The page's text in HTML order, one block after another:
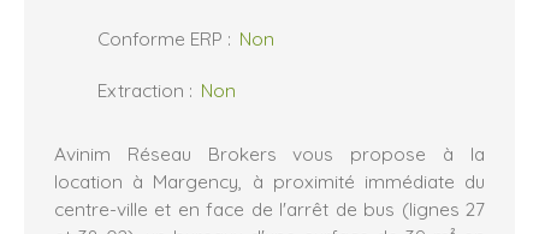
Conforme ERP : Non
Extraction : Non
Avinim Réseau Brokers vous propose à la
location à Margency, à proximité immédiate du
centre-ville et en face de l'arrêt de bus (lignes 27